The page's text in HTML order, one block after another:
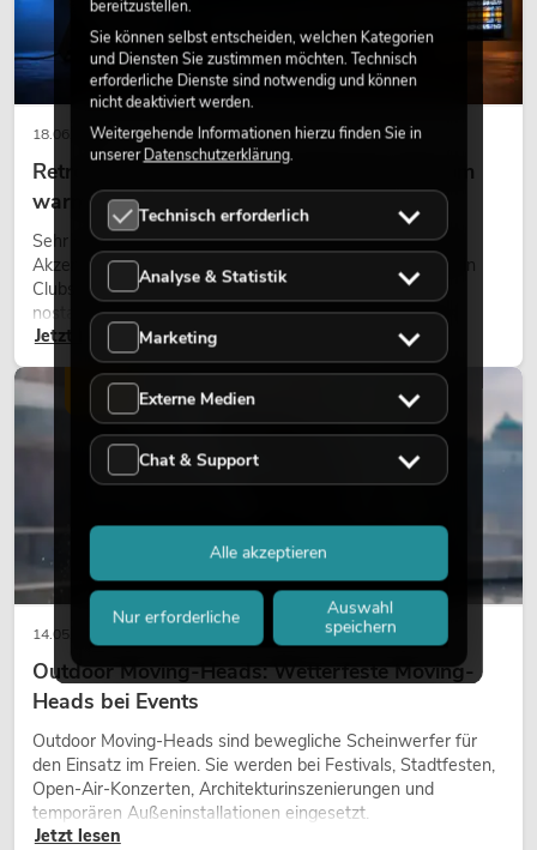
18.06.2026
Retro-Licht im modernen Lichtdesign: Warum
warmes Licht wieder wirkt
Sehr warmes Licht, sichtbare Leuchtflächen und farbige
Akzente prägen viele aktuelle Lichtdesigns auf Bühnen, in
Clubs und bei Events. Retro-Licht ist dabei kein rein
nostalgischer Effekt, sondern ein bewusst eingesetztes
Gestaltungsmittel: Es schafft Atmosphäre, gibt Szenen
Charakter und kann technische LED-Setups emotionaler
wirken lassen.
Jetzt lesen
14.05.2026
Outdoor Moving-Heads: Wetterfeste Moving-
Heads bei Events
Outdoor Moving-Heads sind bewegliche Scheinwerfer für
den Einsatz im Freien. Sie werden bei Festivals, Stadtfesten,
Open-Air-Konzerten, Architekturinszenierungen und
temporären Außeninstallationen eingesetzt.
Jetzt lesen
LICHT
bereitzustellen.
Sie können selbst entscheiden, welchen Kategorien
und Diensten Sie zustimmen möchten. Technisch
erforderliche Dienste sind notwendig und können
nicht deaktiviert werden.
Weitergehende Informationen hierzu finden Sie in
unsererDatenschutzerklärung.
Technisch erforderlich
Analyse & Statistik
Marketing
Externe Medien
Chat & Support
Nur erforderliche
Auswahl
speichern
Alle akzeptieren